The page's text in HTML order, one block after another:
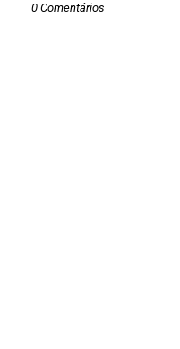
0 Comentários